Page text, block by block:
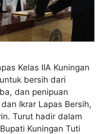
Kelas IIA Kuningan
bersih dari
dan penipuan
Ikrar Lapas Bersih,
Turut hadir dalam
Kuningan Tuti